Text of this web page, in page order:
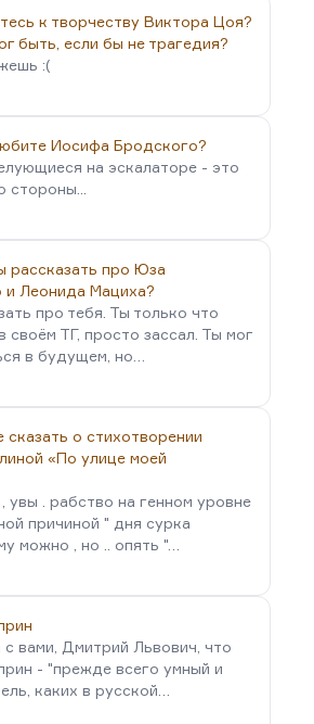
к творчеству Виктора Цоя?
быть, если бы не трагедия?
:(
Иосифа Бродского?
на эскалаторе - это
стороны...
рассказать про Юза
и Леонида Мациха?
про тебя. Ты только что
своём ТГ, просто зассал. Ты мог
в будущем, но…
о стихотворении
«По улице моей
. рабство на генном уровне
причиной " дня сурка
можно , но .. опять "…
с вами, Дмитрий Львович, что
- "прежде всего умный и
каких в русской…